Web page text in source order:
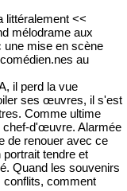
littéralement <<
mélodrame aux
une mise en scène
au
il perd la vue
ses œuvres, il s'est
Comme ultime
chef-d'œuvre. Alarmée
de renouer avec ce
tendre et
Quand les souvenirs
conflits, comment